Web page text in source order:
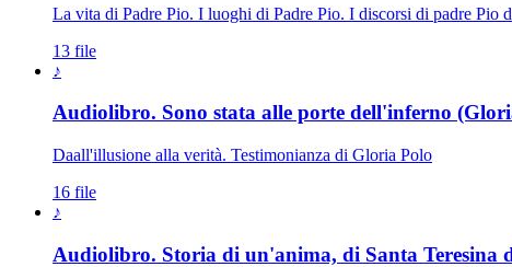
La vita di Padre Pio. I luoghi di Padre Pio. I discorsi di padre Pio
13 file
♪
Audiolibro. Sono stata alle porte dell'inferno
Daall'illusione alla verità. Testimonianza di Gloria Polo
16 file
♪
Audiolibro. Storia di un'anima, di Santa Teresina